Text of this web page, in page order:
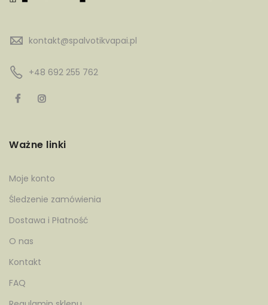
kontakt@spalvotikvapai.pl
+48 692 255 762
Ważne linki
Moje konto
Śledzenie zamówienia
Dostawa i Płatność
O nas
Kontakt
FAQ